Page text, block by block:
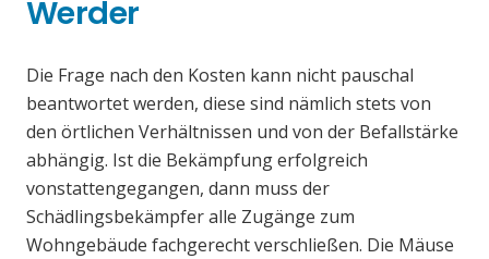
Werder
Die Frage nach den Kosten kann nicht pauschal
beantwortet werden, diese sind nämlich stets von
den örtlichen Verhältnissen und von der Befallstärke
abhängig. Ist die Bekämpfung erfolgreich
vonstattengegangen, dann muss der
Schädlingsbekämpfer alle Zugänge zum
Wohngebäude fachgerecht verschließen. Die Mäuse